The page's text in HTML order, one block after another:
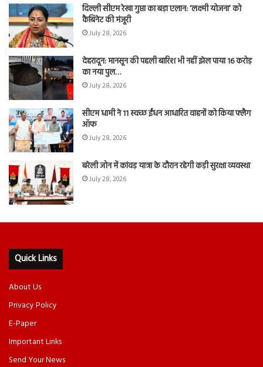
दिल्ली सीएम रेखा गुप्ता का बड़ा एलान: ‘लक्ष्मी योजना’ को
कैबिनेट की मंजूरी
July 28, 2026
देहरादून: मानसून की पहली बारिश भी नहीं झेल पाया 16 करोड़
का नया पुल…
July 28, 2026
सीएम धामी ने 11 स्वच्छ ईंधन आधारित वाहनों को किया फ्लैग
ऑफ
July 28, 2026
बरेली जोन में कांवड़ यात्रा के दौरान रहेगी कड़ी सुरक्षा व्यवस्था
July 28, 2026
Quick Links
About Us
Privacy Policy
E-Paper
Important Links
Send Your News